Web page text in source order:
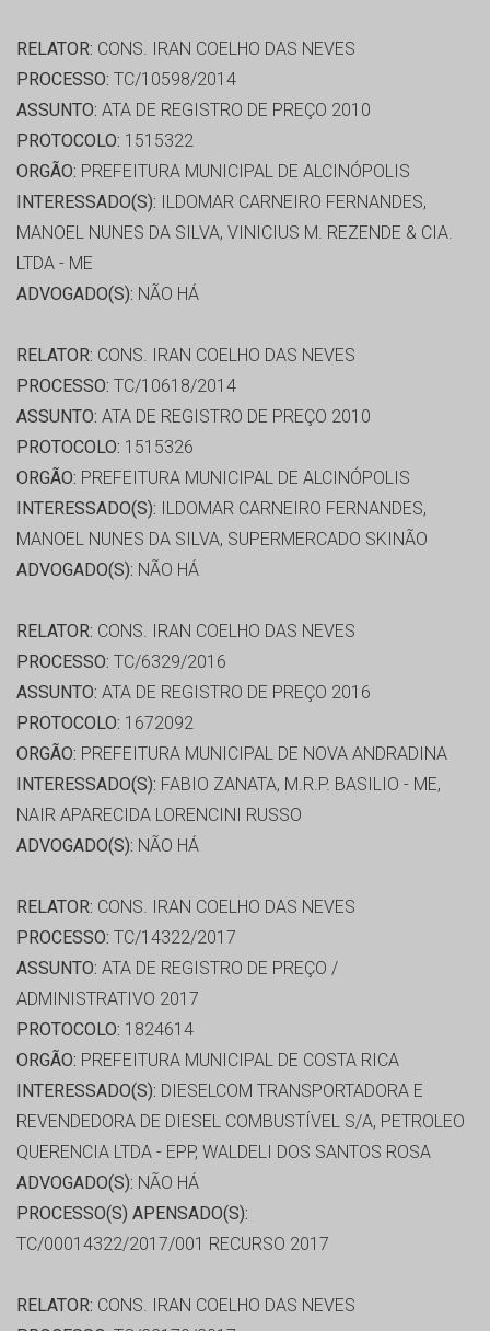
RELATOR: CONS. IRAN COELHO DAS NEVES
PROCESSO: TC/10598/2014
ASSUNTO: ATA DE REGISTRO DE PREÇO 2010
PROTOCOLO: 1515322
ORGÃO: PREFEITURA MUNICIPAL DE ALCINÓPOLIS
INTERESSADO(S): ILDOMAR CARNEIRO FERNANDES,
MANOEL NUNES DA SILVA, VINICIUS M. REZENDE & CIA.
LTDA - ME
ADVOGADO(S): NÃO HÁ
RELATOR: CONS. IRAN COELHO DAS NEVES
PROCESSO: TC/10618/2014
ASSUNTO: ATA DE REGISTRO DE PREÇO 2010
PROTOCOLO: 1515326
ORGÃO: PREFEITURA MUNICIPAL DE ALCINÓPOLIS
INTERESSADO(S): ILDOMAR CARNEIRO FERNANDES,
MANOEL NUNES DA SILVA, SUPERMERCADO SKINÃO
ADVOGADO(S): NÃO HÁ
RELATOR: CONS. IRAN COELHO DAS NEVES
PROCESSO: TC/6329/2016
ASSUNTO: ATA DE REGISTRO DE PREÇO 2016
PROTOCOLO: 1672092
ORGÃO: PREFEITURA MUNICIPAL DE NOVA ANDRADINA
INTERESSADO(S): FABIO ZANATA, M.R.P. BASILIO - ME,
NAIR APARECIDA LORENCINI RUSSO
ADVOGADO(S): NÃO HÁ
RELATOR: CONS. IRAN COELHO DAS NEVES
PROCESSO: TC/14322/2017
ASSUNTO: ATA DE REGISTRO DE PREÇO /
ADMINISTRATIVO 2017
PROTOCOLO: 1824614
ORGÃO: PREFEITURA MUNICIPAL DE COSTA RICA
INTERESSADO(S): DIESELCOM TRANSPORTADORA E
REVENDEDORA DE DIESEL COMBUSTÍVEL S/A, PETROLEO
QUERENCIA LTDA - EPP, WALDELI DOS SANTOS ROSA
ADVOGADO(S): NÃO HÁ
PROCESSO(S) APENSADO(S):
TC/00014322/2017/001 RECURSO 2017
RELATOR: CONS. IRAN COELHO DAS NEVES